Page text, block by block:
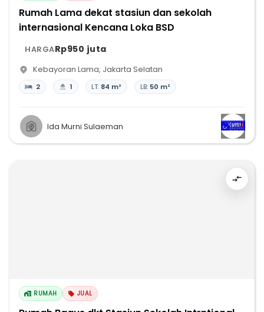
Rumah Lama dekat stasiun dan sekolah
internasional Kencana Loka BSD
HARGARp950 juta
Kebayoran Lama, Jakarta Selatan
2 1 LT: 84 m² LB: 50 m²
Ida Murni Sulaeman
RUMAH JUAL